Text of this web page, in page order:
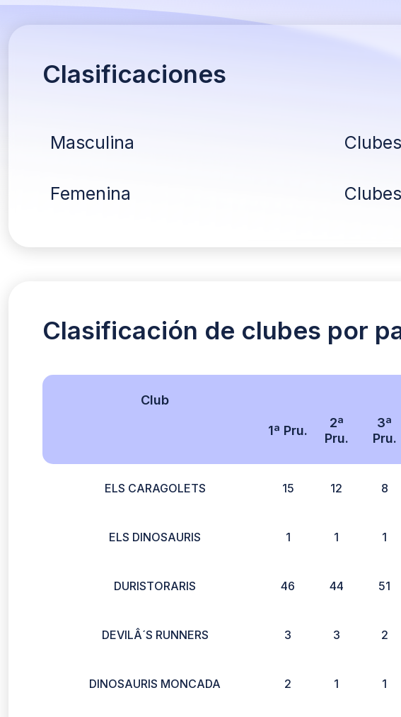
Clasificaciones
Masculina
Femenina
Clasificación de clubes por
Club
1ª Pru.
2ª
Pru.
3ª
Pru.
ELS CARAGOLETS 15 12 8
ELS DINOSAURIS 1 1 1
DURISTORARIS 46 44 51
DEVILÂ´S RUNNERS 3 3 2
DINOSAURIS MONCADA 2 1 1